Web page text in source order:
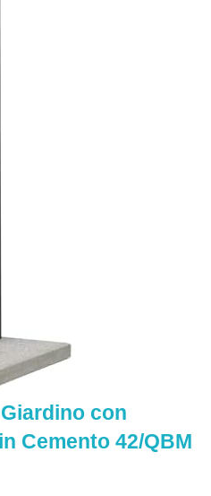
con
Cemento 42/QBM